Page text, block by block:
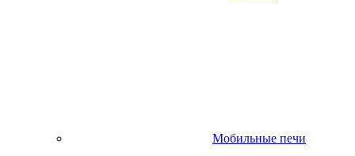
Мобильные печи